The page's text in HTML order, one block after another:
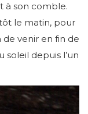
à son comble.
le matin, pour
venir en fin de
depuis l’un